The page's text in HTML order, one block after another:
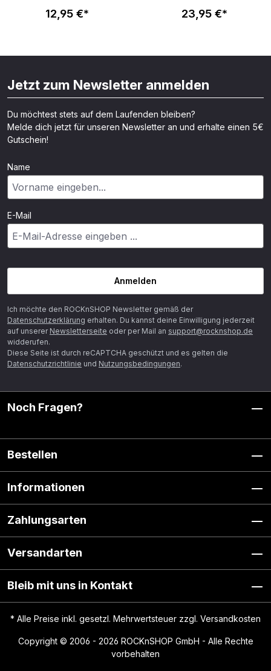
12,95 €* 23,95 €*
Jetzt zum Newsletter anmelden
Du möchtest stets auf dem Laufenden bleiben?
Melde dich jetzt für unseren Newsletter an und erhalte einen 5€
Gutschein!
Name
E-Mail
Anmelden
Ich möchte den ROCKnSHOP Newsletter gemäß der
Datenschutzerklärung erhalten. Du kannst deine Einwilligung jederzeit
auf unserer Newsletterseite oder per Mail an support@rocknshop.de
widderufen.
Diese Seite ist durch reCAPTCHA geschützt und es gelten die
Datenschutzrichtlinie und Nutzungsbedingungen.
Noch Fragen?
Bestellen
Informationen
Zahlungsarten
Versandarten
Bleib mit uns in Kontakt
* Alle Preise inkl. gesetzl. Mehrwertsteuer zzgl. Versandkosten
Copyright © 2006 - 2026 ROCKnSHOP GmbH - Alle Rechte
vorbehalten